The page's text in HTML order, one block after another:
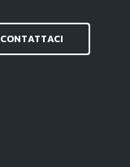
CONTATTACI